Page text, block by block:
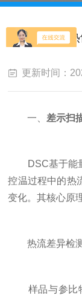
差示扫描量
更新时间：
一、 差示扫
DSC基于能量
控温过程中的热
变化。其核心原
热流差异检
样品与参比物